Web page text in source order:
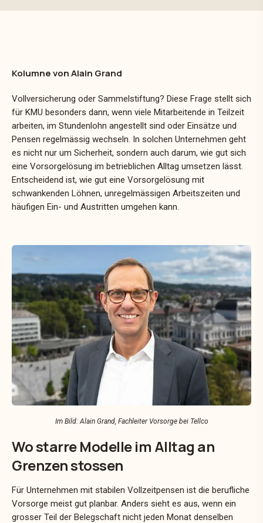
Kolumne von Alain Grand
Vollversicherung oder Sammelstiftung? Diese Frage stellt sich
für KMU besonders dann, wenn viele Mitarbeitende in Teilzeit
arbeiten, im Stundenlohn angestellt sind oder Einsätze und
Pensen regelmässig wechseln. In solchen Unternehmen geht
es nicht nur um Sicherheit, sondern auch darum, wie gut sich
eine Vorsorgelösung im betrieblichen Alltag umsetzen lässt.
Entscheidend ist, wie gut eine Vorsorgelösung mit
schwankenden Löhnen, unregelmässigen Arbeitszeiten und
häufigen Ein- und Austritten umgehen kann.
Im Bild: Alain Grand, Fachleiter Vorsorge bei Tellco
Wo starre Modelle im Alltag an
Grenzen stossen
Für Unternehmen mit stabilen Vollzeitpensen ist die berufliche
Vorsorge meist gut planbar. Anders sieht es aus, wenn ein
grosser Teil der Belegschaft nicht jeden Monat denselben